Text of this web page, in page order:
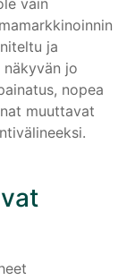
vain
ja
jo
nopea
muuttavat